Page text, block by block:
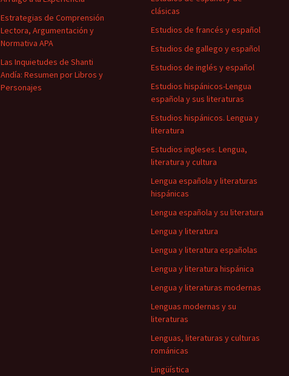
Estrategias de Comprensión
Lectora, Argumentación y
Normativa APA
Las Inquietudes de Shanti
Andía: Resumen por Libros y
Personajes
clásicas
Estudios de francés y español
Estudios de gallego y español
Estudios de inglés y español
Estudios hispánicos-Lengua
española y sus literaturas
Estudios hispánicos. Lengua y
literatura
Estudios ingleses. Lengua,
literatura y cultura
Lengua española y literaturas
hispánicas
Lengua española y su literatura
Lengua y literatura
Lengua y literatura españolas
Lengua y literatura hispánica
Lengua y literaturas modernas
Lenguas modernas y su
literaturas
Lenguas, literaturas y culturas
románicas
Lingüística